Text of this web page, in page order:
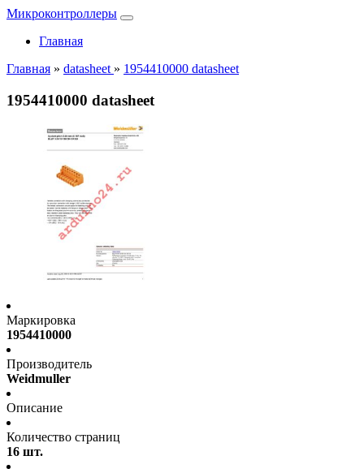
Микроконтроллеры
Главная
Главная » datasheet » 1954410000 datasheet
1954410000 datasheet
Маркировка
1954410000
Производитель
Weidmuller
Описание
Количество страниц
16 шт.